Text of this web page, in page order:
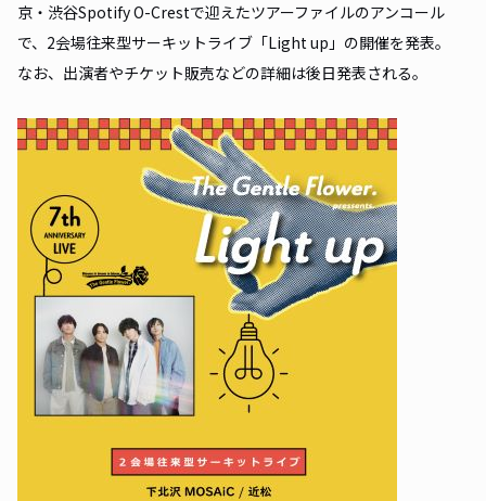
京・渋谷Spotify O-Crestで迎えたツアーファイルのアンコール
で、2会場往来型サーキットライブ「Light up」の開催を発表。
なお、出演者やチケット販売などの詳細は後日発表される。